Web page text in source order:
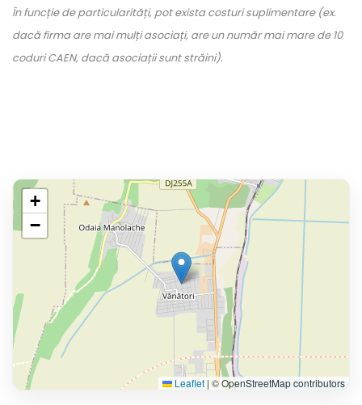
În funcție de particularități, pot exista costuri suplimentare (ex.
dacă firma are mai mulți asociați, are un număr mai mare de 10
coduri CAEN, dacă asociații sunt străini).
+
−
Leaflet | © OpenStreetMap contributors